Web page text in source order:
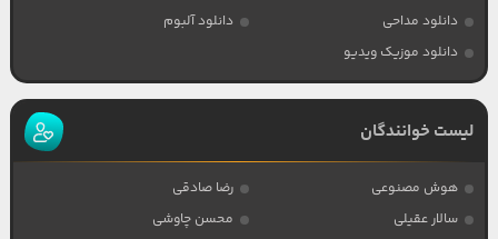
دانلود مداحی
دانلود آلبوم
دانلود موزیک ویدیو
لیست خوانندگان
هوش مصنوعی
رضا صادقی
سالار عقیلی
محسن چاوشی